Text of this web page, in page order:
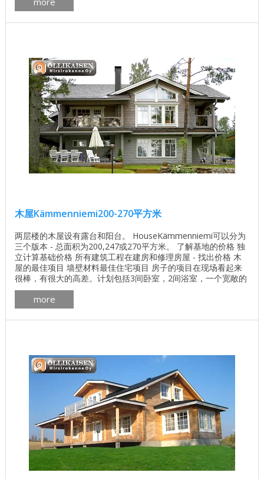
Viitapohja内部的照片 ...
木屋Kämmenniemi200-270平方米
两层楼的木屋设有露台和阳台。 HouseKämmenniemi可以分为
三个版本 - 总面积为200,247或270平方米。 了解基地的价格 独
立计算基础价格 所有建筑工程在建房和修理房屋 - 找出价格 木
屋的最佳项目 墙壁材料最佳住宅项目 房子的项目在现场看起来
很棒，有很大的高差。计划包括3间卧室，2间浴室，一个宽敞的
客厅，一个厨房，几个杂物间和一个车库。 平面图为270平方米
的Kämmenniemi木屋 247平方米的Kämmenniemi木屋的平面图
...
more